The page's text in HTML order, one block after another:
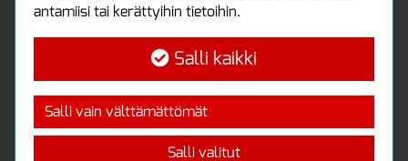
Tuottajankatu 13
Uutiskirje
Tilaa maksuton uutiskirjeemme
antamiisi tai kerättyihin tietoihin.
Salli kaikki
Salli vain välttämättömät
Salli valitut